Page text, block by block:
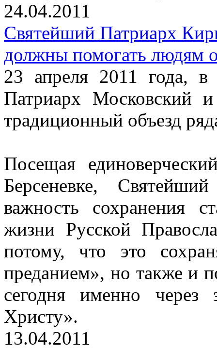
24.04.2011
Святейший Патриарх
должны помогать людям
23 апреля 2011 года,
Патриарх Московский
традиционный объезд
Посещая
Берсеневке,
важность сохранения
жизни Русской
потому, что это
преданием», но также и
сегодня именно через
Христу».
13.04.2011